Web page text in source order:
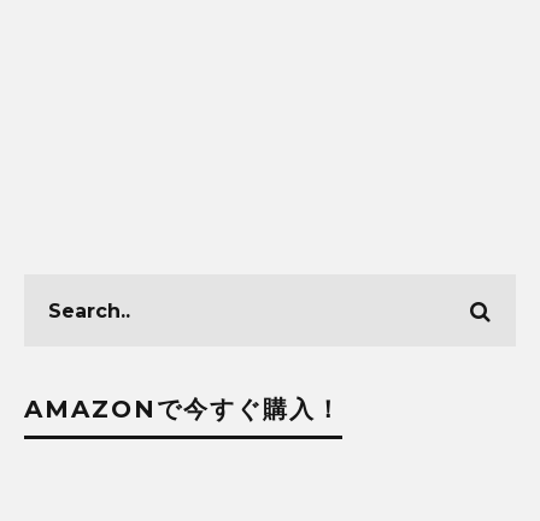
AMAZONで今すぐ購入！